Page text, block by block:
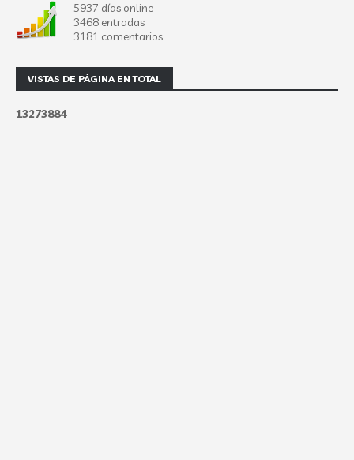
5937 días online
3468 entradas
3181 comentarios
VISTAS DE PÁGINA EN TOTAL
13273884